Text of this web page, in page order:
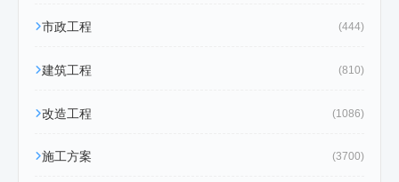
市政工程 (444)
建筑工程 (810)
改造工程 (1086)
施工方案 (3700)